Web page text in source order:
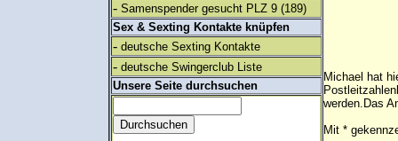
- Samenspender gesucht PLZ 9 (189)
Sex & Sexting Kontakte knüpfen
- deutsche Sexting Kontakte
- deutsche Swingerclub Liste
Unsere Seite durchsuchen
Michael hat
werden.Das
Mit *